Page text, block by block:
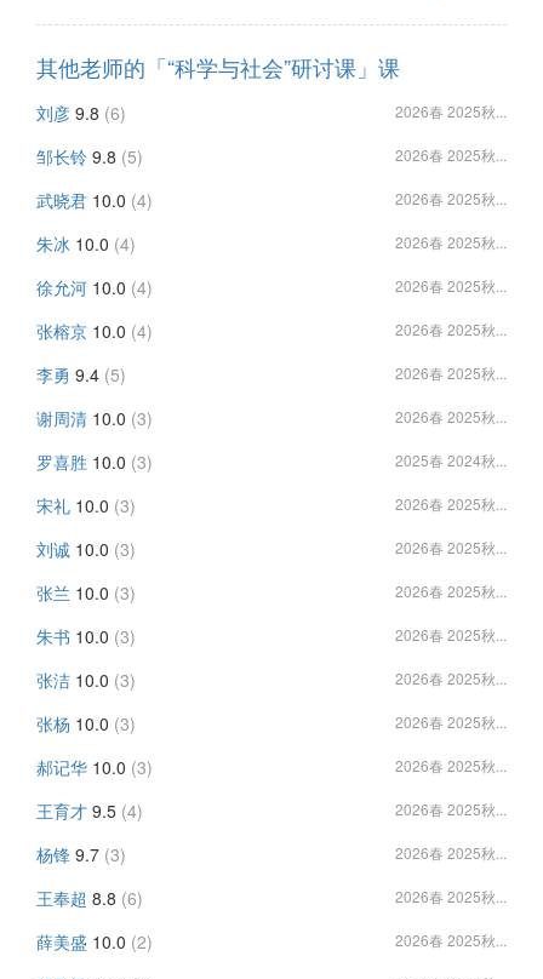
其他老师的「“科学与社会”研讨课」课
刘彦 9.8 (6) 2026春 2025秋...
邹长铃 9.8 (5) 2026春 2025秋...
武晓君 10.0 (4) 2026春 2025秋...
朱冰 10.0 (4) 2026春 2025秋...
徐允河 10.0 (4) 2026春 2025秋...
张榕京 10.0 (4) 2026春 2025秋...
李勇 9.4 (5) 2026春 2025秋...
谢周清 10.0 (3) 2026春 2025秋...
罗喜胜 10.0 (3) 2025春 2024秋...
宋礼 10.0 (3) 2026春 2025秋...
刘诚 10.0 (3) 2026春 2025秋...
张兰 10.0 (3) 2026春 2025秋...
朱书 10.0 (3) 2026春 2025秋...
张洁 10.0 (3) 2026春 2025秋...
张杨 10.0 (3) 2026春 2025秋...
郝记华 10.0 (3) 2026春 2025秋...
王育才 9.5 (4) 2026春 2025秋...
杨锋 9.7 (3) 2026春 2025秋...
王奉超 8.8 (6) 2026春 2025秋...
薛美盛 10.0 (2) 2026春 2025秋...